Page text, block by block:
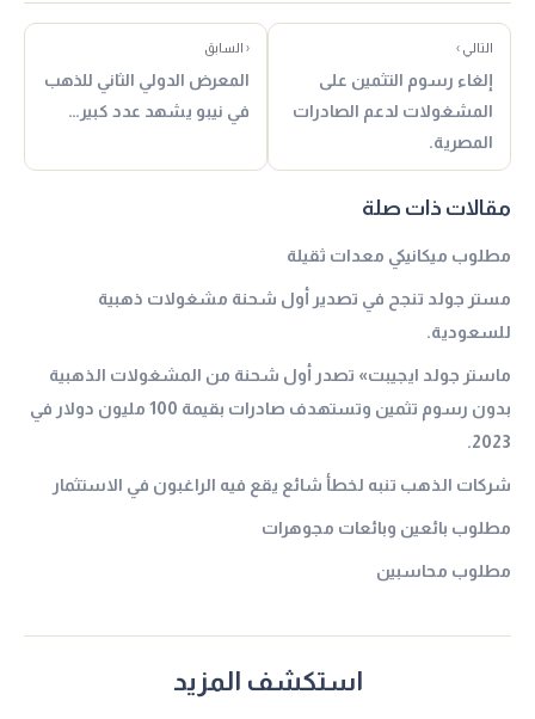
التالي ›
إلغاء رسوم التثمين على
المشغولات لدعم الصادرات
المصرية.
‹ السابق
المعرض الدولي الثاني للذهب
في نيبو يشهد عدد كبير…
مقالات ذات صلة
مطلوب ميكانيكي معدات ثقيلة
مستر جولد تنجح في تصدير أول شحنة مشغولات ذهبية
للسعودية.
ماستر جولد ايجيبت» تصدر أول شحنة من المشغولات الذهبية
بدون رسوم تثمين وتستهدف صادرات بقيمة 100 مليون دولار في
2023.
شركات الذهب تنبه لخطأ شائع يقع فيه الراغبون في الاستثمار
مطلوب بائعين وبائعات مجوهرات
مطلوب محاسبين
استكشف المزيد